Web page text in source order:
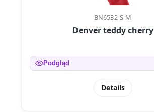
BN6532-S-M
Denver teddy cherry
Podgląd
Details